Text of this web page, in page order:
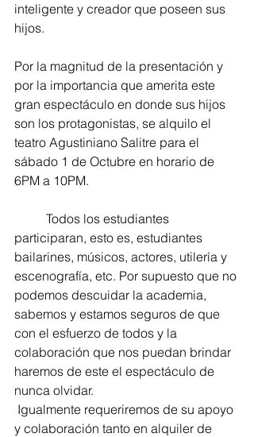
inteligente y creador que poseen sus
hijos.
Por la magnitud de la presentación y
por la importancia que amerita este
gran espectáculo en donde sus hijos
son los protagonistas, se alquilo el
teatro Agustiniano Salitre para el
sábado 1 de Octubre en horario de
6PM a 10PM.
participaran, esto es, estudiantes
bailarines, músicos, actores, utilería y
escenografía, etc. Por supuesto que no
podemos descuidar la academia,
sabemos y estamos seguros de que
con el esfuerzo de todos y la
colaboración que nos puedan brindar
haremos de este el espectáculo de
nunca olvidar.
y colaboración tanto en alquiler de